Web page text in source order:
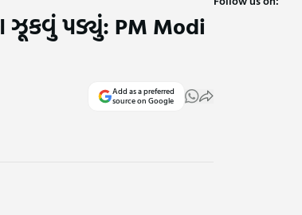
ઝૂકવું પડ્યું: PM Modi
Add as a preferred
source on Google